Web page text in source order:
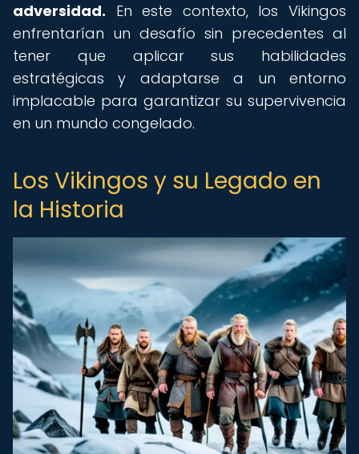
adversidad. En este contexto, los Vikingos
enfrentarían un desafío sin precedentes al
tener que aplicar sus habilidades
estratégicas y adaptarse a un entorno
implacable para garantizar su supervivencia
en un mundo congelado.
Los Vikingos y su Legado en
la Historia